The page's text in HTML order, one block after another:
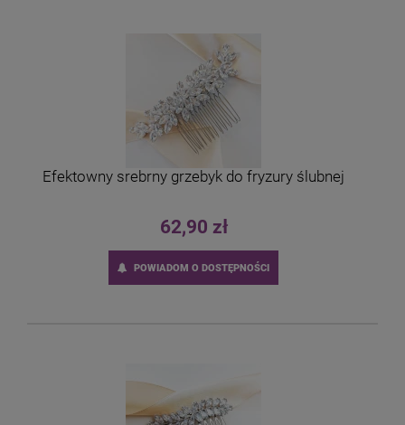
Efektowny srebrny grzebyk do fryzury ślubnej
62,90 zł
POWIADOM O DOSTĘPNOŚCI